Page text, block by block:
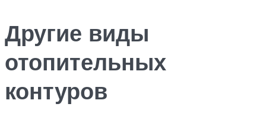
Другие виды
отопительных
контуров